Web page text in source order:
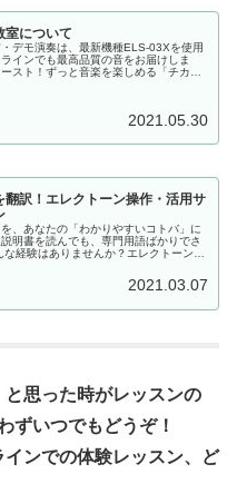
室について
デモ演奏は、最新機種ELS-03Xを使用
インでも最高品質の音をお届けしま
スト！ずっと音楽を楽しめる「チカ
2021.05.30
翻訳！エレクトーン操作・活用サ
、あなたの「わかりやすいコトバ」に
明書を読んでも、専門用語ばかりでさ
経験はありませんか？エレクトーンは
2021.03.07
思った時がレッスンの
ずいつでもどうぞ！
ンでの体験レッスン、ど